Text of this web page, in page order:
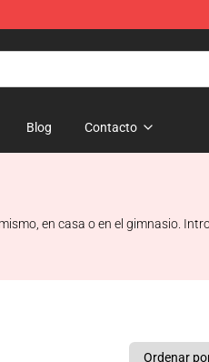
Blog Contacto
en casa o en el gimnasio.